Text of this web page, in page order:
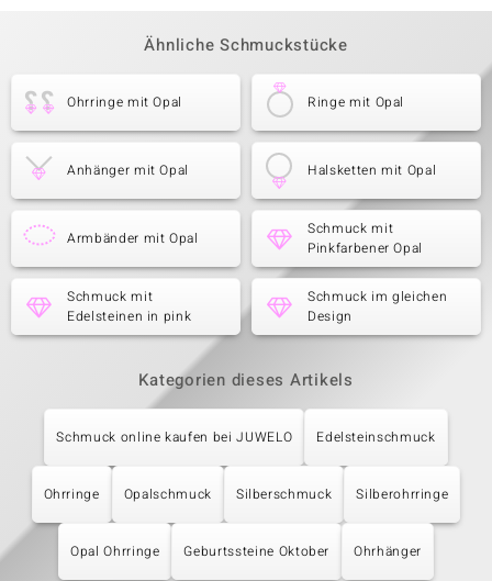
Ähnliche Schmuckstücke
Ohrringe mit Opal Ringe mit Opal
Anhänger mit Opal Halsketten mit Opal
Armbänder mit Opal
Schmuck mit
Pinkfarbener Opal
Schmuck mit
Edelsteinen in pink
Schmuck im gleichen
Design
Kategorien dieses Artikels
Schmuck online kaufen bei JUWELO Edelsteinschmuck
Ohrringe Opalschmuck Silberschmuck Silberohrringe
Opal Ohrringe Geburtssteine Oktober Ohrhänger